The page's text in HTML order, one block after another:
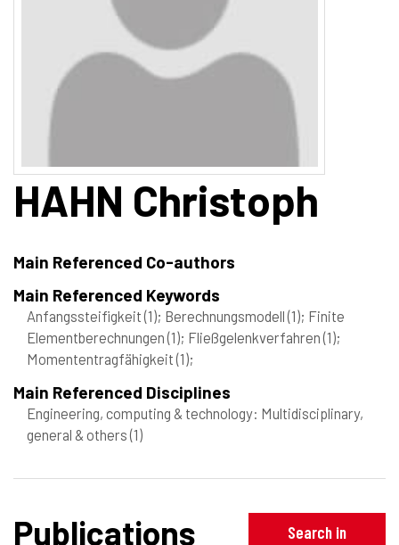
HAHN Christoph
Main Referenced Co-authors
Main Referenced Keywords
Anfangssteifigkeit(1); Berechnungsmodell(1); Finite
Elementberechnungen(1); Fließgelenkverfahren(1);
Momententragfähigkeit(1);
Main Referenced Disciplines
Engineering, computing & technology: Multidisciplinary,
general & others(1)
Publications
Search in